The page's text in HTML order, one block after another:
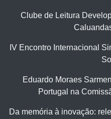
Clube de Leitura
IV Encontro Internacional
Eduardo Moraes
Portugal na
Da memória à inovação: